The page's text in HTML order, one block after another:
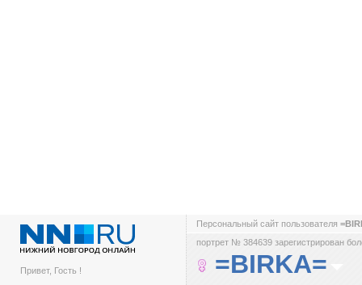
Привет, Гость !
Персональный сайт пользователя
портрет № 384639 зарегистрирован
=BIRKA=